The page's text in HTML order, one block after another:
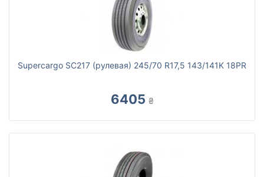
Supercargo SC217 (рулевая) 245/70 R17,5 143/141K 18PR
6405 ₴